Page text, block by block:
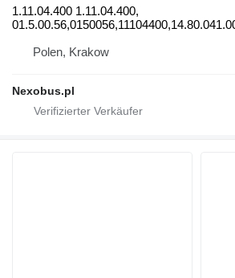
1.11.04.400 1.11.04.400,
Polen, Krakow
Nexobus.pl